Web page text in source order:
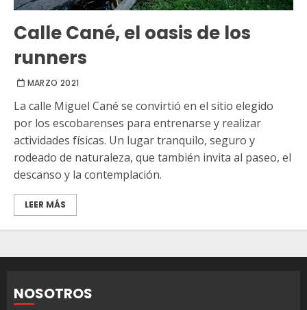
Calle Cané, el oasis de los
runners
MARZO 2021
La calle Miguel Cané se convirtió en el sitio elegido
por los escobarenses para entrenarse y realizar
actividades físicas. Un lugar tranquilo, seguro y
rodeado de naturaleza, que también invita al paseo, el
descanso y la contemplación.
LEER MÁS
NOSOTROS